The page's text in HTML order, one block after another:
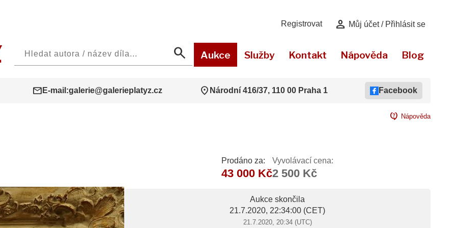
Registrovat person Můj účet / Přihlásit se
search Aukce Služby Kontakt Nápověda Blog
mail E-mail:galerie@galerieplatyz.cz location_on Národní 416/37, 110 00 Praha 1 Facebook
contact_support Nápověda
Prodáno za:
43 000 Kč
Vyvolávací cena:
2 500 Kč
Aukce skončila
21.7.2020, 22:34:00 (CET)
21.7.2020, 20:34 (UTC)